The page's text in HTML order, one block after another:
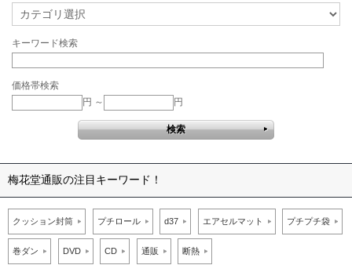
キーワード検索
価格帯検索
円 ～
円
梅花堂通販の注目キーワード！
クッション封筒 プチロール d37 エアセルマット プチプチ袋
巻ダン DVD CD 通販 断熱